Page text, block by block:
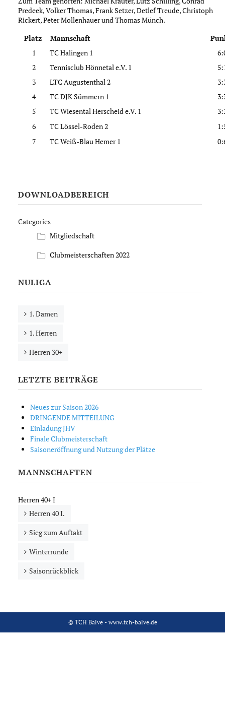
Predeek, Volker Thomas, Frank Setzer, Detlef Treude, Christoph
Rickert, Peter Mollenhauer und Thomas Münch.
Platz
Mannschaft
1
TC Halingen 1
2
Tennisclub Hönnetal e.V. 1
3
LTC Augustenthal 2
4
TC DJK Sümmern 1
5
TC Wiesental Herscheid e.V. 1
6
TC Lössel-Roden 2
7
TC Weiß-Blau Hemer 1
DOWNLOADBEREICH
Categories
Mitgliedschaft
Clubmeisterschaften 2022
NULIGA
1. Damen
1. Herren
Herren 30+
LETZTE BEITRÄGE
Neues zur Saison 2026
DRINGENDE MITTEILUNG
Einladung JHV
Finale Clubmeisterschaft
Saisoneröffnung und Nutzung der Plätze
MANNSCHAFTEN
Herren 40+ I
Herren 40 I.
Sieg zum Auftakt
Winterrunde
Saisonrückblick
© TCH Balve - www.tch-balve.de